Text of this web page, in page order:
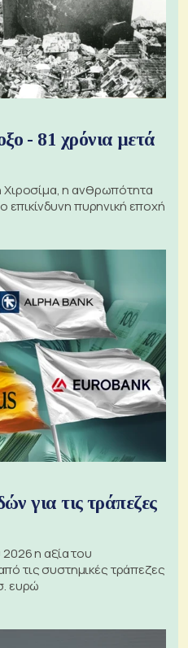
- 81 χρόνια μετά
Χιροσίμα, η ανθρωπότητα
επικίνδυνη πυρηνική εποχή
για τις τράπεζες
η αξία του
τις συστημικές τράπεζες
ευρώ